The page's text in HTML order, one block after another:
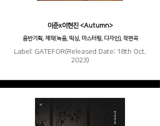
이준x이현진 <Autumn>
음반기획, 제작(녹음, 믹싱, 마스터링, 디자인), 작편곡
Label: GATEFOR(Released Date: 18th Oct.
2023)